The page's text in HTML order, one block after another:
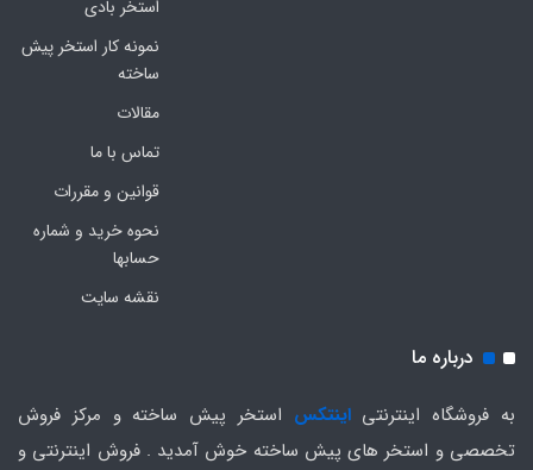
استخر بادی
نمونه کار استخر پیش
ساخته
مقالات
تماس با ما
قوانین و مقررات
نحوه خرید و شماره
حسابها
نقشه سایت
درباره ما
به فروشگاه اینترنتیاینتکس استخر پیش ساخته و مرکز فروش
تخصصی و استخر های پیش ساخته خوش آمدید . فروش اینترنتی و